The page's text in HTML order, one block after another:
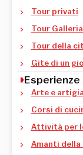
Tour privati
Tour
Tour della
Gite di un
Esperienze
Arte e
Corsi di
Attività per
Amanti